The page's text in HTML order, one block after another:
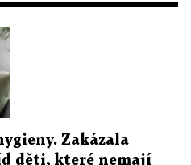
Zakázala
děti, které nemají